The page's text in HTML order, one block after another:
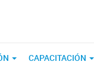
CAPACITACIÓN